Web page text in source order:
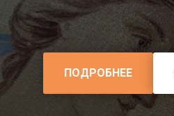
ПОДРОБНЕЕ